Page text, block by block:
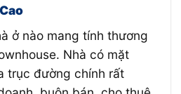
ở nào mang tính thương
Nhà có mặt
trục đường chính rất